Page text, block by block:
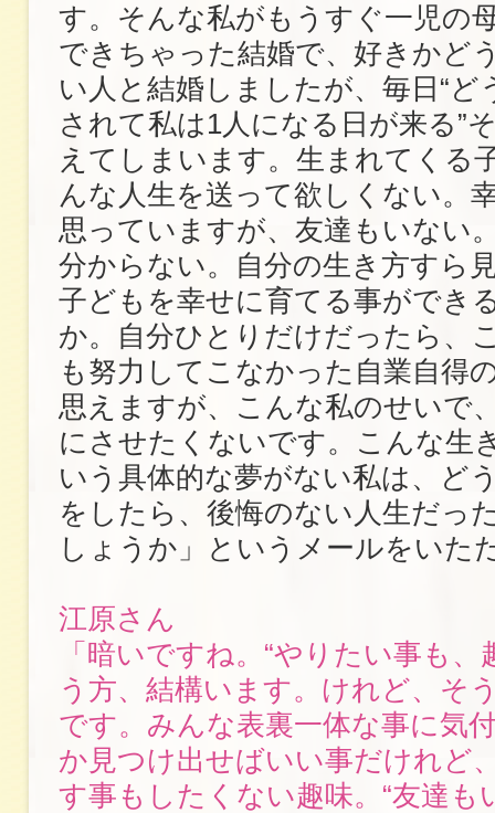
す。そんな私がもうすぐ一児の
できちゃった結婚で、好きかど
い人と結婚しましたが、毎日“ど
されて私は1人になる日が来る”
えてしまいます。生まれてくる
んな人生を送って欲しくない。
思っていますが、友達もいない
分からない。自分の生き方すら
子どもを幸せに育てる事ができ
か。自分ひとりだけだったら、
も努力してこなかった自業自得
思えますが、こんな私のせいで
にさせたくないです。こんな生
いう具体的な夢がない私は、ど
をしたら、後悔のない人生だっ
しょうか」というメールをいた
江原さん
「暗いですね。“やりたい事も、
う方、結構います。けれど、そ
です。みんな表裏一体な事に気
か見つけ出せばいい事だけれど
す事もしたくない趣味。“友達も